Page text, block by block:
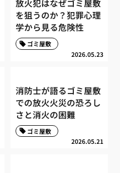
放火犯はなぜゴミ屋敷
を狙うのか？犯罪心理
学から見る危険性
2026.05.23
ゴミ屋敷
消防士が語るゴミ屋敷
での放火火災の恐ろし
さと消火の困難
2026.05.21
ゴミ屋敷